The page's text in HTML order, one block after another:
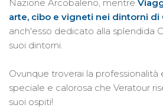
Nazione Arcobaleno, mentre
arte, cibo e vigneti nei dintorni di
anch'esso dedicato alla splendida
suoi dintorni.
Ovunque troverai la professionalità
speciale e calorosa che Veratour
suoi ospiti!